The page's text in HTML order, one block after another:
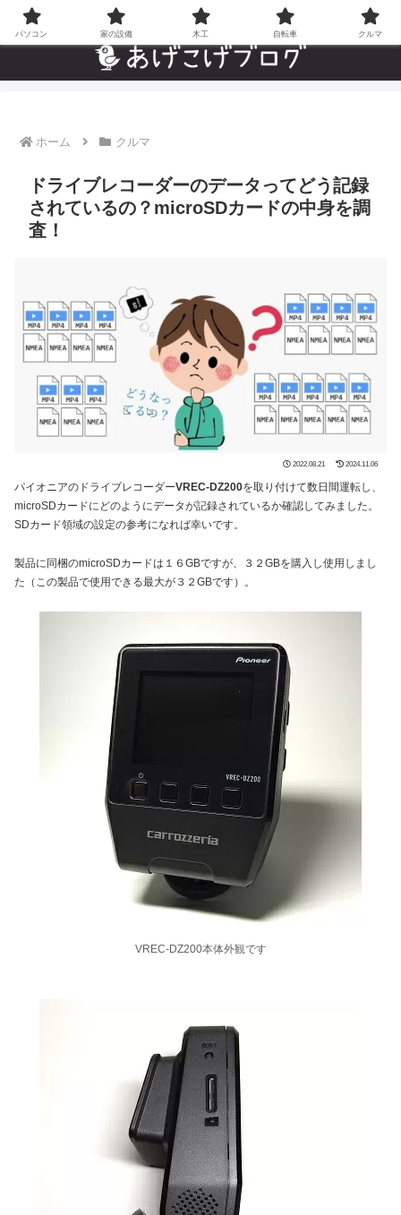
自分でやった”あんなことやこんなこと”の趣味ブログ
ホーム クルマ
ドライブレコーダーのデータってどう記録
されているの？microSDカードの中身を調
査！
2022.08.21 2024.11.06
パイオニアのドライブレコーダーVREC-DZ200を取り付けて数日間運転し、
microSDカードにどのようにデータが記録されているか確認してみました。
SDカード領域の設定の参考になれば幸いです。
製品に同梱のmicroSDカードは１６GBですが、３２GBを購入し使用しまし
た（この製品で使用できる最大が３２GBです）。
VREC-DZ200本体外観です
パソコン 家の設備 木工 自転車 クルマ